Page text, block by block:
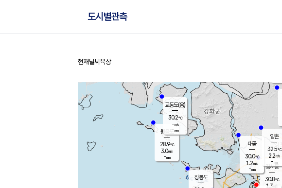
도시별관측
홈
현재날씨 육상
볼음도
28.9℃
3.0m/s
-mm
장봉도
경서동
30.8℃
1.3 m/s
대곶
30.0℃
1.2m/s
-mm
양촌
32.5℃
2.2m/s
-mm
교동도(음)
30.2℃
-m/s
-mm